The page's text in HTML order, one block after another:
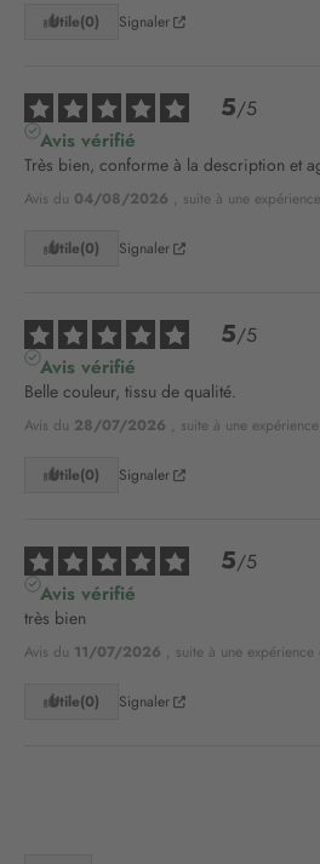
Utile(0) Signaler
5/5
Avis vérifié
Très bien, conforme à la description et
Avis du 04/08/2026 , suite à une
Utile(0) Signaler
5/5
Avis vérifié
Belle couleur, tissu de qualité.
Avis du 28/07/2026 , suite à une
Utile(0) Signaler
5/5
Avis vérifié
très bien
Avis du 11/07/2026 , suite à une expérience
Utile(0) Signaler